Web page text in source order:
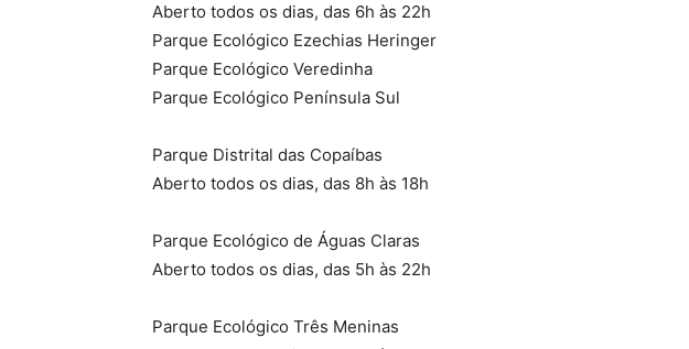
Aberto todos os dias, das 6h às 22h
Parque Ecológico Ezechias Heringer
Parque Ecológico Veredinha
Parque Ecológico Península Sul
Parque Distrital das Copaíbas
Aberto todos os dias, das 8h às 18h
Parque Ecológico de Águas Claras
Aberto todos os dias, das 5h às 22h
Parque Ecológico Três Meninas